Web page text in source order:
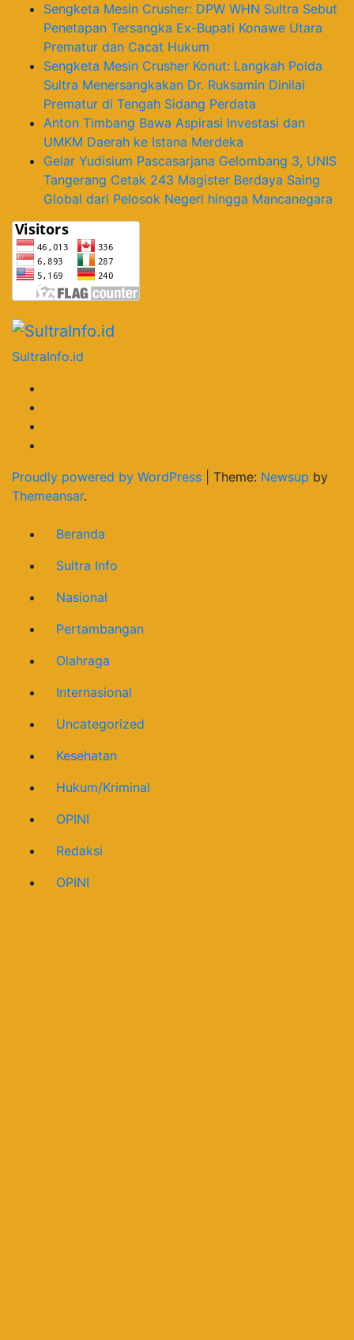
Sengketa Mesin Crusher: DPW WHN Sultra Sebut
Penetapan Tersangka Ex-Bupati Konawe Utara
Prematur dan Cacat Hukum
Sengketa Mesin Crusher Konut: Langkah Polda
Sultra Menersangkakan Dr. Ruksamin Dinilai
Prematur di Tengah Sidang Perdata
Anton Timbang Bawa Aspirasi Investasi dan
UMKM Daerah ke Istana Merdeka
Gelar Yudisium Pascasarjana Gelombang 3, UNIS
Tangerang Cetak 243 Magister Berdaya Saing
Global dari Pelosok Negeri hingga Mancanegara
SultraInfo.id
Proudly powered by WordPress Theme: Newsup by
Themeansar.
Beranda
Sultra Info
Nasional
Pertambangan
Olahraga
Internasional
Uncategorized
Kesehatan
Hukum/Kriminal
OPINI
Redaksi
OPINI